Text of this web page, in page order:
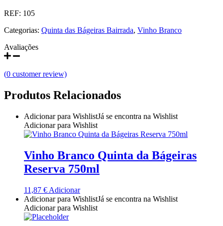
Quinta do Casal Branco Tejo
Quinta do Crasto
Quinta Do Noval Douro
Quinta Do Paral Alentejo
Quinta do Piloto
Quinta Do Regueiro - Região Vinhos Verdes
Quinta Do Rogel Algarve
REF: 105
Categorias: Quinta das Bágeiras Bairrada, Vinho Branco
Avaliações
(0 customer review)
Produtos Relacionados
Adicionar para WishlistJá se encontra na Wishlist
Adicionar para Wishlist
Vinho Branco Quinta da Bágeiras
Reserva 750ml
11,87 € Adicionar
Adicionar para WishlistJá se encontra na Wishlist
Adicionar para Wishlist